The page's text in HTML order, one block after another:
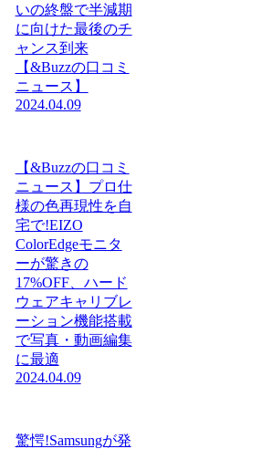
いの終盤で半減期
に向けた最後のチ
ャンス到来
【&Buzzの口コミ
ニュース】
2024.04.09
【&Buzzの口コミ
ニュース】プロ仕
様の色再現性を自
宅で!EIZO
ColorEdgeモニタ
ーが驚きの
17%OFF、ハード
ウェアキャリブレ
ーション機能搭載
で写真・動画編集
に最適
2024.04.09
驚愕!Samsungが発